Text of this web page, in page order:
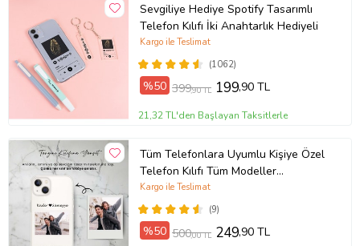
Sevgiliye Hediye Spotify Tasarımlı
Telefon Kılıfı İki Anahtarlık Hediyeli
(1062)
Kargo ile Teslimat
%50 399,90 TL 199,90 TL
21,32 TL'den Başlayan Taksitlerle
Tüm Telefonlara Uyumlu Kişiye Özel
Telefon Kılıfı Tüm Modeller
Açıklamada
(9)
Kargo ile Teslimat
%50 500,00 TL 249,90 TL